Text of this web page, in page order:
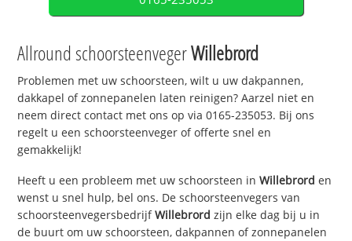
Allround schoorsteenvegerWillebrord
Problemen met uw schoorsteen, wilt u uw dakpannen,
dakkapel of zonnepanelen laten reinigen? Aarzel niet en
neem direct contact met ons op via 0165-235053. Bij ons
regelt u een schoorsteenveger of offerte snel en
gemakkelijk!
Heeft u een probleem met uw schoorsteen inWillebrord en
wenst u snel hulp, bel ons. De schoorsteenvegers van
schoorsteenvegersbedrijfWillebrord zijn elke dag bij u in
de buurt om uw schoorsteen, dakpannen of zonnepanelen